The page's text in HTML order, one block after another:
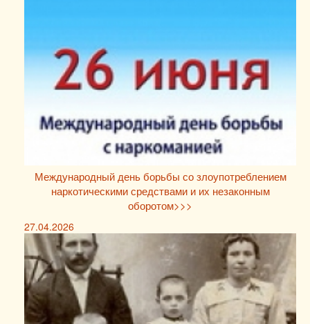
Международный день борьбы со злоупотреблением
наркотическими средствами и их незаконным
оборотом>>>
27.04.2026